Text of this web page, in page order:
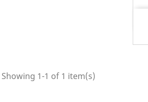
Showing 1-1 of 1 item(s)